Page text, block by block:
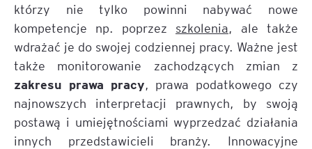
którzy nie tylko powinni nabywać nowe
kompetencje np. poprzez szkolenia, ale także
wdrażać je do swojej codziennej pracy. Ważne jest
także monitorowanie zachodzących zmian z
zakresu prawa pracy, prawa podatkowego czy
najnowszych interpretacji prawnych, by swoją
postawą i umiejętnościami wyprzedzać działania
innych przedstawicieli branży. Innowacyjne